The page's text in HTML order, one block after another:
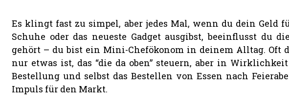
Es klingt fast zu simpel, aber jedes Mal, wenn du dein Geld
Schuhe oder das neueste Gadget ausgibst, beeinflusst du
gehört – du bist ein Mini-Chefökonom in deinem Alltag. Oft
nur etwas ist, das “die da oben” steuern, aber in
Bestellung und selbst das Bestellen von Essen nach
Impuls für den Markt.